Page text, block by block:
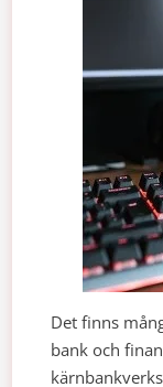
Det finns
bank och